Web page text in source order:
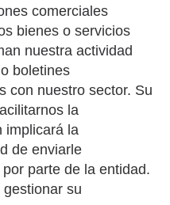
comerciales
bienes o servicios
nuestra actividad
boletines
con nuestro sector. Su
la
implicará la
de enviarle
parte de la entidad.
su